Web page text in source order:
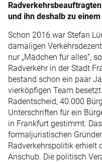
und ihn deshalb zu
Schon 2016 war Stefan
damaligen
nur „Mädchen für alles“,
Radverkehr in der Stadt
bestand schon ein paar
vierköpfigen Team
Radentscheid, 40.000
Unterschriften für ein
in Frankfurt gestimmt.
formaljuristischen
Radverkehrspolitik erhielt
Anschub. Die politisch